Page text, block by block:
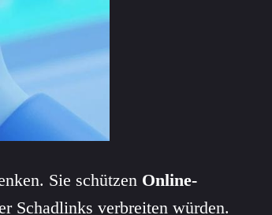
Sie schützen Online-
Schadlinks verbreiten würden.